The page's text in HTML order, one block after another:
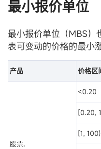
最小报价单位
最小报价单位（MBS）
表可变动的价格的最小
产品 价格区
股票,
<0.20
[0.20,
[1, 100)